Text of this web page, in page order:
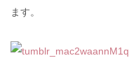
ます。